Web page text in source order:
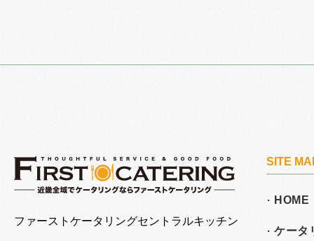
ファーストケータリングセントラルキッチン
SITE
HOME
ケータ